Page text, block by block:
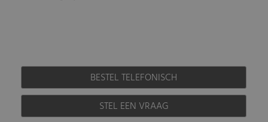
BESTEL TELEFONISCH
STEL EEN VRAAG